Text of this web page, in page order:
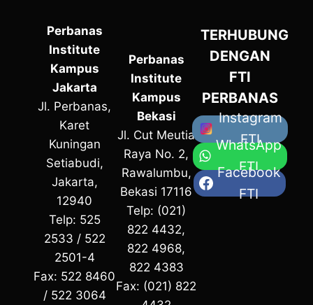
Perbanas
Institute
Kampus
Jakarta
Jl. Perbanas,
Karet
Kuningan
Setiabudi,
Jakarta,
12940
Telp: 525
2533 / 522
2501-4
Fax: 522 8460
/ 522 3064
Perbanas
Institute
Kampus
Bekasi
Jl. Cut Meutia
Raya No. 2,
Rawalumbu,
Bekasi 17116
Telp: (021)
822 4432,
822 4968,
822 4383
Fax: (021) 822
TERHUBUNG
DENGAN
FTI
PERBANAS
Instagram
FTI
WhatsApp
FTI
Facebook
FTI